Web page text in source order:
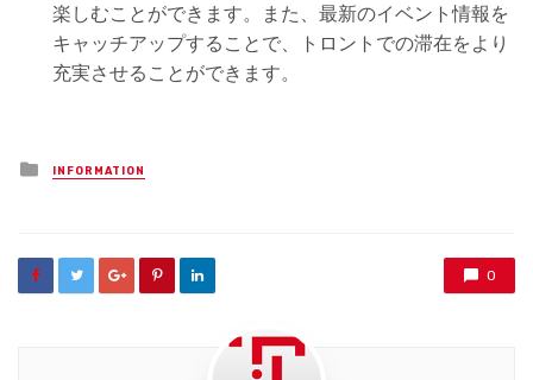
楽しむことができます。また、最新のイベント情報を
キャッチアップすることで、トロントでの滞在をより
充実させることができます。
Posted
in
INFORMATION
0